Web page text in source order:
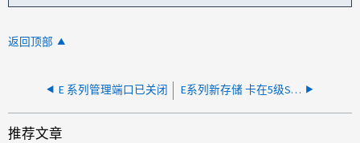
返回顶部
E 系列管理端口已关闭 E系列新存储 卡在5级SOD悬架上
推荐文章